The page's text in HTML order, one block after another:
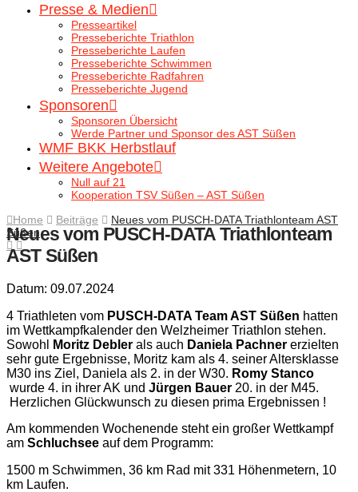
Presse & Medien
Presseartikel
Presseberichte Triathlon
Presseberichte Laufen
Presseberichte Schwimmen
Presseberichte Radfahren
Presseberichte Jugend
Sponsoren
Sponsoren Übersicht
Werde Partner und Sponsor des AST Süßen
WMF BKK Herbstlauf
Weitere Angebote
Null auf 21
Kooperation TSV Süßen – AST Süßen
Home
Beiträge
Neues vom PUSCH-DATA Triathlonteam AST
Süßen
Neues vom PUSCH-DATA Triathlonteam
AST Süßen
Datum: 09.07.2024
4 Triathleten vom PUSCH-DATA Team AST Süßen hatten
im Wettkampfkalender den Welzheimer Triathlon stehen.
Sowohl
Moritz Debler als auch Daniela Pachner erzielten
sehr gute Ergebnisse, Moritz kam als 4. seiner Altersklasse
M30 ins Ziel, Daniela als 2. in der W30. Romy Stanco
wurde 4. in ihrer AK und Jürgen Bauer 20. in der M45.
Herzlichen Glückwunsch zu diesen prima Ergebnissen !
Am kommenden Wochenende steht ein großer Wettkampf
am Schluchsee auf dem Programm:
1500 m Schwimmen, 36 km Rad mit 331 Höhenmetern, 10
km Laufen.